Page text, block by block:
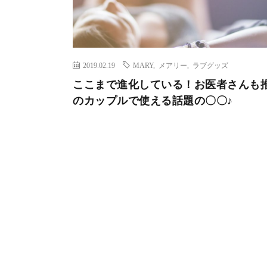
2019.02.19 MARY, メアリー ラブグッズ
ここまで進化している！お医者さんも
のカップルで使える話題の〇〇♪